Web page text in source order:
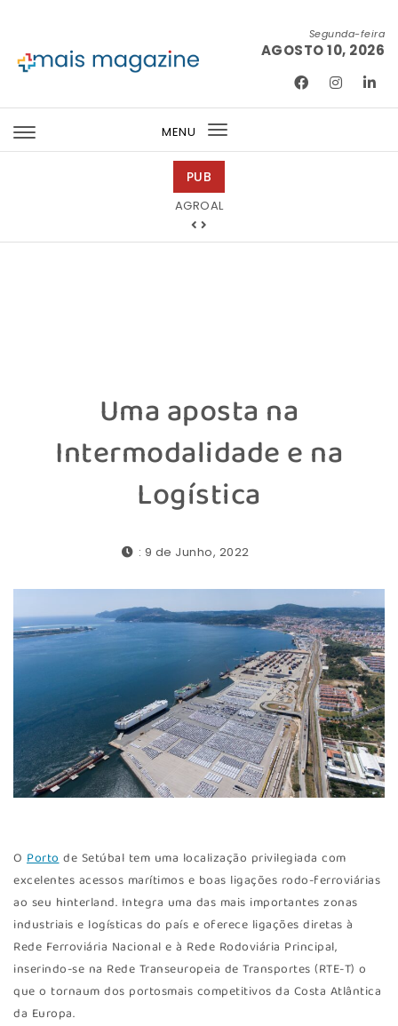
Segunda-feira
AGOSTO 10, 2026
MENU
Toggle
PUB
Tintas 2000
Uma aposta na
Intermodalidade e na
Logística
: 9 de Junho, 2022
O Portode Setúbal tem uma localização privilegiada com
excelentes acessos marítimos e boas ligações rodo-ferroviárias
ao seu hinterland. Integra uma das mais importantes zonas
industriais e logísticas do país e oferece ligações diretas à
Rede Ferroviária Nacional e à Rede Rodoviária Principal,
inserindo-se na Rede Transeuropeia de Transportes (RTE-T) o
que o tornaum dos portosmais competitivos da Costa Atlântica
da Europa.